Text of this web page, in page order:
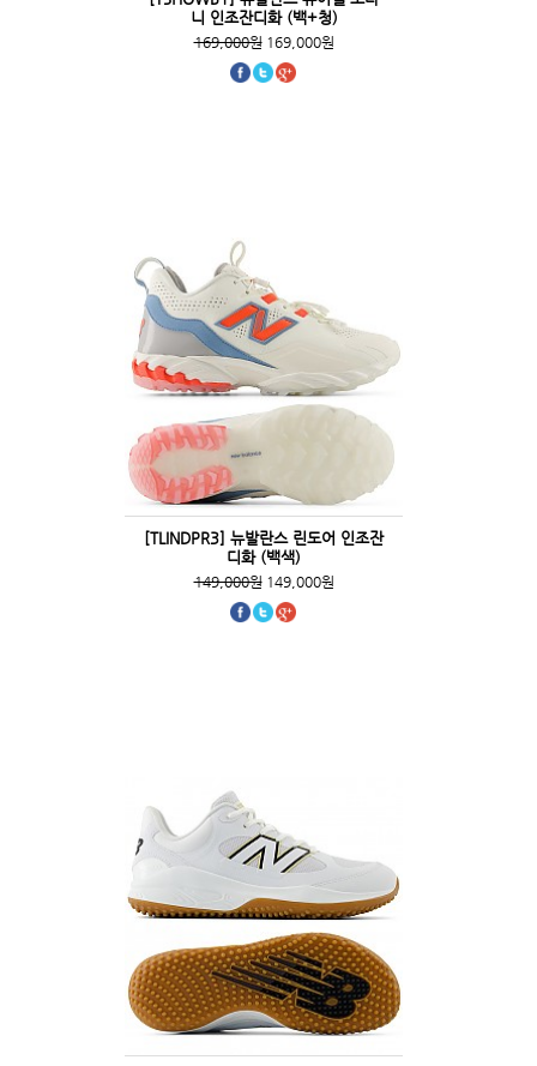
니 인조잔디화 (백+청)
169,000원169,000원
[TLINDPR3] 뉴발란스 린도어 인조잔
디화 (백색)
149,000원149,000원